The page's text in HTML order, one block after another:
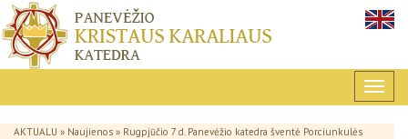
AKTUALU » Naujienos » Rugpjūčio 7 d. Panevėžio katedra šventė Porciunkulės